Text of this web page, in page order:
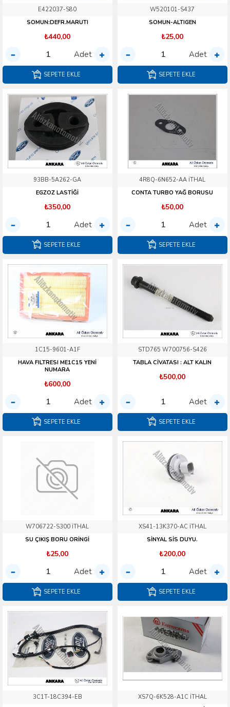
E422037-S80
SOMUN:DEFR.MARUTI
₺440,00
Adet
SEPETE EKLE
W520101-S437
SOMUN-ALTIGEN
₺25,00
Adet
SEPETE EKLE
93BB-5A262-GA
EGZOZ LASTİĞİ
₺350,00
Adet
SEPETE EKLE
4R8Q-6N652-AA İTHAL
CONTA TURBO YAĞ BORUSU
₺50,00
Adet
SEPETE EKLE
1C15-9601-A1F
HAVA FILTRESI ME1C15 YENİ
NUMARA
₺600,00
Adet
SEPETE EKLE
STD765 W700756-S426
TABLA CİVATASI : ALT KALIN
₺500,00
Adet
SEPETE EKLE
W706722-S300 İTHAL
SU ÇIKIŞ BORU ORİNGİ
₺25,00
Adet
SEPETE EKLE
XS41-13K370-AC İTHAL
SİNYAL SİS DUYU.
₺200,00
Adet
SEPETE EKLE
3C1T-18C394-EB
XS7Q-6K528-A1C İTHAL